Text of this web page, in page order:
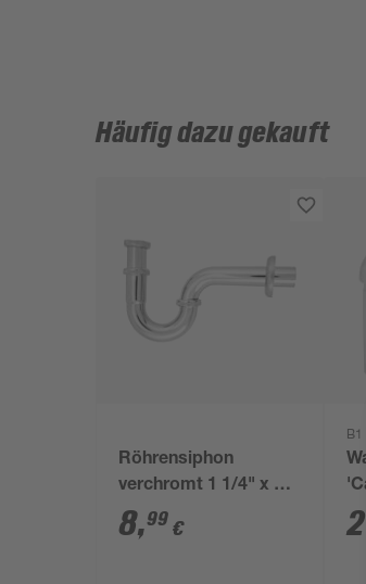
Häufig dazu gekauft
Röhrensiphon
verchromt 1 1/4" x 32
mm
8,99 €
B1